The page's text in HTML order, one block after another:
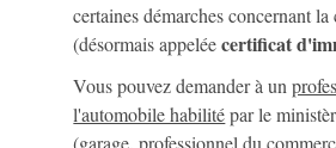
certaines démarches concernant la
(désormais appeléecertificat
Vous pouvez demander à un
l'automobile habilitépar le
(garage, professionnel du